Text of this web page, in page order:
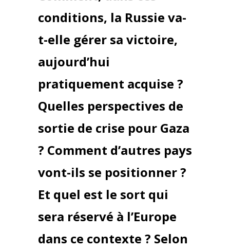
conditions, la Russie va-
t-elle gérer sa victoire,
aujourd’hui
pratiquement acquise ?
Quelles perspectives de
sortie de crise pour Gaza
? Comment d’autres pays
vont-ils se positionner ?
Et quel est le sort qui
sera réservé à l’Europe
dans ce contexte ? Selon